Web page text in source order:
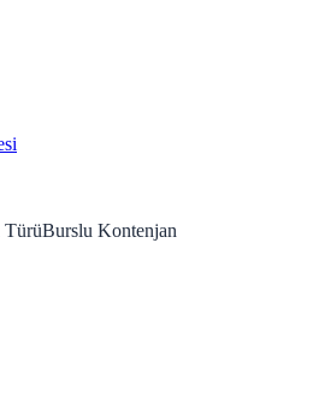
TürüBurslu Kontenjan